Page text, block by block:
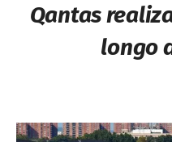
Qantas
longo